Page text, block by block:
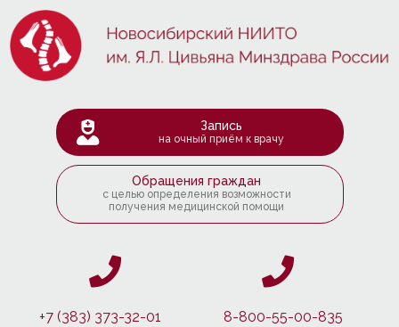
Запись
на очный приём к врачу
Обращения граждан
с целью определения возможности
получения медицинской помощи
+7 (383) 373-32-01 8-800-55-00-835